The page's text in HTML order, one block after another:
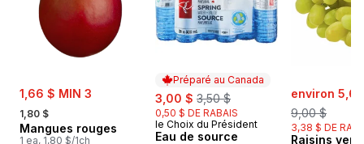
sale:
1,66 $ MIN 3
, formerly:
1,80 $
Mangues rouges
1 ea, 1,80 $/1ch
Préparé au Canada
sale:
3,00 $ , formerly:
3,50 $
0,50 $ DE RABAIS
Préparé au Canada
le Choix du Président
Eau de source
sale:
environ
9,00 $
3,38 $ DE
Raisins